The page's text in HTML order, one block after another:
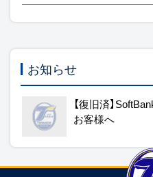
お知らせ
【復旧済】
お客様へ